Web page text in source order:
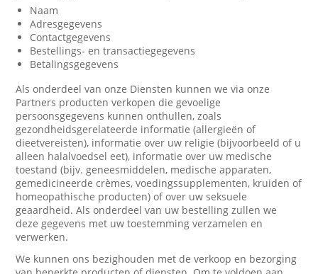
Naam
Adresgegevens
Contactgegevens
Bestellings- en transactiegegevens
Betalingsgegevens
Als onderdeel van onze Diensten kunnen we via onze
Partners producten verkopen die gevoelige
persoonsgegevens kunnen onthullen, zoals
gezondheidsgerelateerde informatie (allergieën of
dieetvereisten), informatie over uw religie (bijvoorbeeld of u
alleen halalvoedsel eet), informatie over uw medische
toestand (bijv. geneesmiddelen, medische apparaten,
gemedicineerde crèmes, voedingssupplementen, kruiden of
homeopathische producten) of over uw seksuele
geaardheid. Als onderdeel van uw bestelling zullen we
deze gegevens met uw toestemming verzamelen en
verwerken.
We kunnen ons bezighouden met de verkoop en bezorging